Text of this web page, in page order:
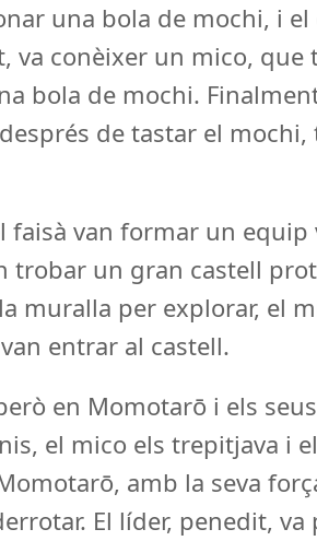
una bola de mochi, i el
va conèixer un mico, que
bola de mochi.
de tastar el mochi,
faisà van formar un equip
trobar un gran castell
muralla per explorar, el
entrar al castell.
en Momotarō i els
el mico els trepitjava i
amb la seva
El líder, penedit,